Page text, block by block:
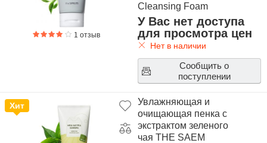
1 отзыв
Cleansing Foam
У Вас нет доступа
для просмотра цен
Нет в наличии
Сообщить о
поступлении
Хит
Увлажняющая и
очищающая пенка с
экстрактом зеленого
чая THE SAEM